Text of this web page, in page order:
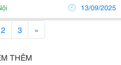
Đỏ Sẵn Sàng. Liên Hệ Xem...
13/09/2025
2 3 »
THÊM